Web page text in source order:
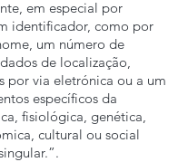
em especial por
identificador, como por
um número de
de localização,
por via eletrónica ou a um
específicos da
fisiológica, genética,
cultural ou social